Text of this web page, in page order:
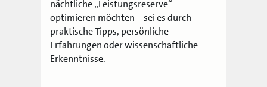
nächtliche „Leistungsreserve“
optimieren möchten – sei es durch
praktische Tipps, persönliche
Erfahrungen oder wissenschaftliche
Erkenntnisse.